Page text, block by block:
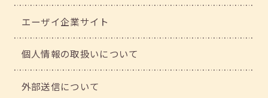
エーザイ企業サイト
個人情報の取扱いについて
外部送信について